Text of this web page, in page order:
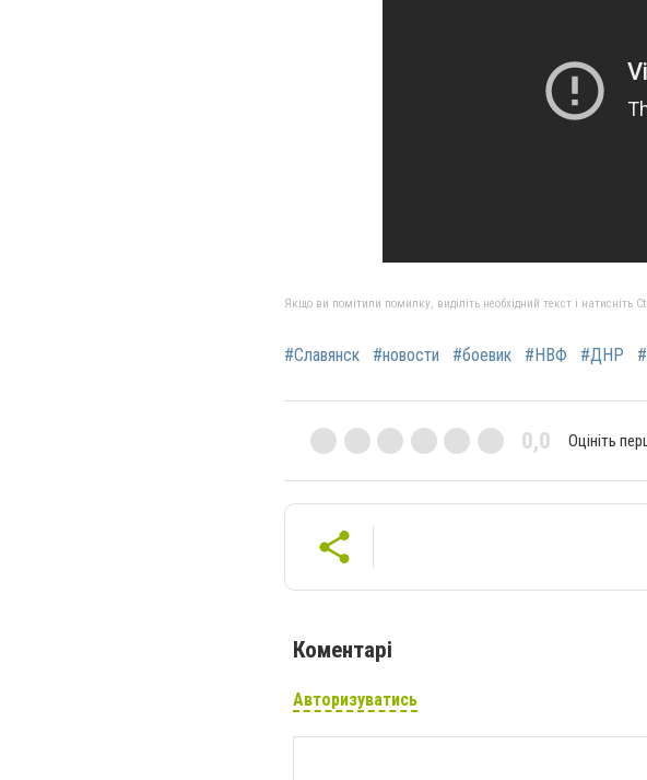
Якщо ви помітили помилку, виділіть необхідний текст і натисніть
#Славянск #новости #боевик #НВФ #ДНР
0,0 Оцініть
Коментарі
Авторизуватись